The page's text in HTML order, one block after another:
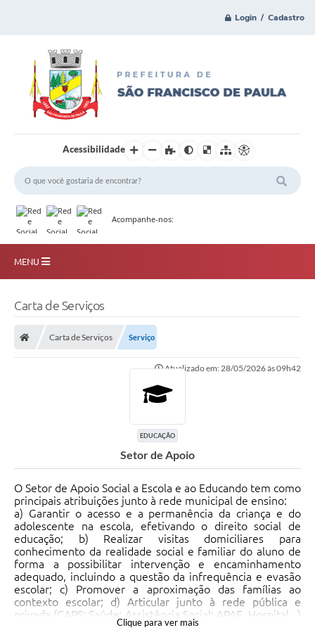
Login / Cadastro
Acessibilidade
Acompanhe-nos:
MENU
Consórcio Josafaz
EMPREGA
Multimídia
Contato
Sala do Empreendedor
Lei Geral de Proteção de dados - LGPD
Carta de Serviços
Carta de Serviços Serviço
Atualizado em: 28/05/2026 às 09h42
EDUCAÇÃO
Setor de Apoio
O Setor de Apoio Social a Escola e ao Educando tem como
principais atribuições junto à rede municipal de ensino:
​a) Garantir o acesso e a permanência da criança e do
adolescente na escola, efetivando o direito social de
educação; b) Realizar visitas domiciliares para
conhecimento da realidade social e familiar do aluno de
forma a possibilitar intervenção e encaminhamento
adequado, incluindo a questão da infrequência e evasão
escolar; c) Promover a aproximação das famílias ao
contexto escolar; d) Articular junto à rede pública e
privada (CAPS; Saúde; Assistência Social; APAE, Hospital...)
para atendimento as necessidades escolares; e) Realizar
Clique para ver mais